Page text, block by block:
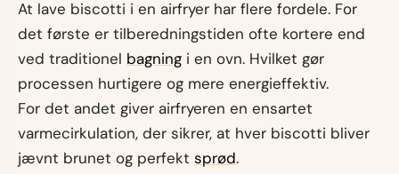
At lave biscotti i en airfryer har flere fordele. For
det første er tilberedningstiden ofte kortere end
ved traditionel bagning i en ovn. Hvilket gør
processen hurtigere og mere energieffektiv.
For det andet giver airfryeren en ensartet
varmecirkulation, der sikrer, at hver biscotti bliver
jævnt brunet og perfekt sprød.